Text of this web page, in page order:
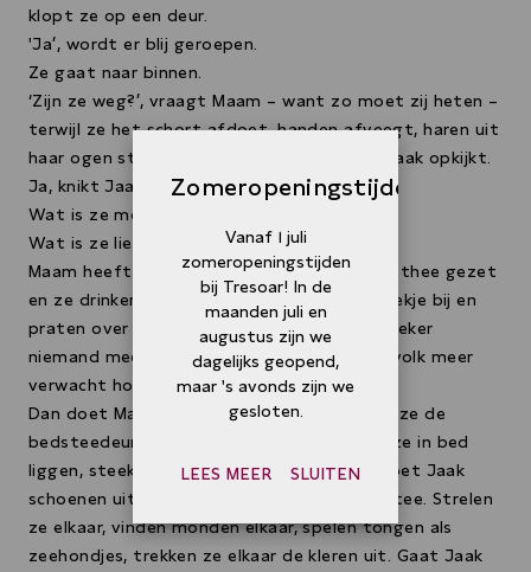
klopt ze op een deur.
'Ja’, wordt er blij geroepen.
Ze gaat naar binnen.
‘Zijn ze weg?’, vraagt Maam – want zo moet zij heten –
terwijl ze het schort afdoet, handen afveegt, haren uit
haar ogen strijkt, met een glimlachje naar Jaak opkijkt.
Ja, knikt Jaak, en doet haar jas uit.
Wat is ze mooi, denkt Maam.
Wat is ze lief, denkt Jaak.
Maam heeft de gordijnen al dicht. Ze heeft thee gezet
en ze drinken een kopje en nemen er een koekje bij en
praten over de dingen van het eiland, tot zeker
niemand meer de weg langs komt, er geen volk meer
verwacht hoeft te worden.
Dan doet Maam de deur op de schuif, doet ze de
bedsteedeuren open, pantoffels uit, gaat ze in bed
liggen, steekt ze een hand uit naar Jaak. Doet Jaak
schoenen uit, kruipt ze bij Maam in de bedstee. Strelen
ze elkaar, vinden monden elkaar, spelen tongen als
zeehondjes, trekken ze elkaar de kleren uit. Gaat Jaak
Zomeropeningstijden
Vanaf 1 juli
zomeropeningstijden
bij Tresoar! In de
maanden juli en
augustus zijn we
dagelijks geopend,
maar 's avonds zijn we
gesloten.
SLUITEN
LEES MEER